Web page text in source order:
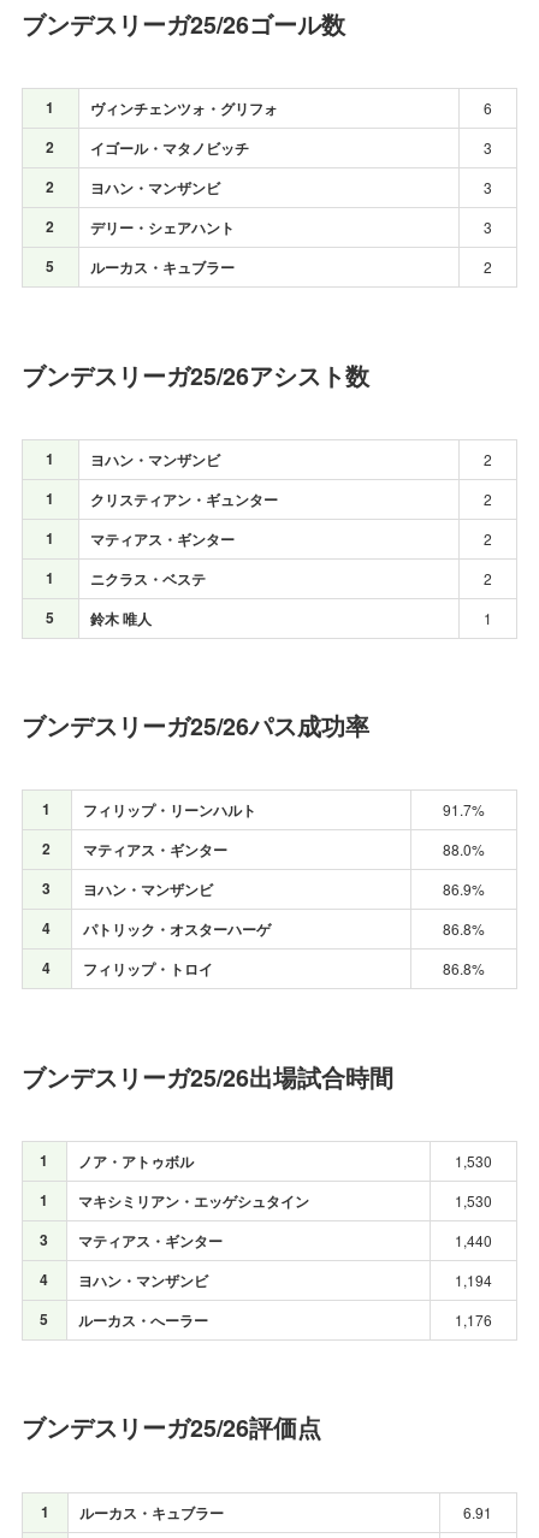
ブンデスリーガ25/26ゴール数
1 ヴィンチェンツォ・グリフォ 6
2 イゴール・マタノビッチ 3
2 ヨハン・マンザンビ 3
2 デリー・シェアハント 3
5 ルーカス・キュブラー 2
ブンデスリーガ25/26アシスト数
1 ヨハン・マンザンビ 2
1 クリスティアン・ギュンター 2
1 マティアス・ギンター 2
1 ニクラス・ベステ 2
5 鈴木 唯人 1
ブンデスリーガ25/26パス成功率
1 フィリップ・リーンハルト 91.7%
2 マティアス・ギンター 88.0%
3 ヨハン・マンザンビ 86.9%
4 パトリック・オスターハーゲ 86.8%
4 フィリップ・トロイ 86.8%
ブンデスリーガ25/26出場試合時間
1 ノア・アトゥボル 1,530
1 マキシミリアン・エッゲシュタイン 1,530
3 マティアス・ギンター 1,440
4 ヨハン・マンザンビ 1,194
5 ルーカス・へーラー 1,176
ブンデスリーガ25/26評価点
1 ルーカス・キュブラー 6.91